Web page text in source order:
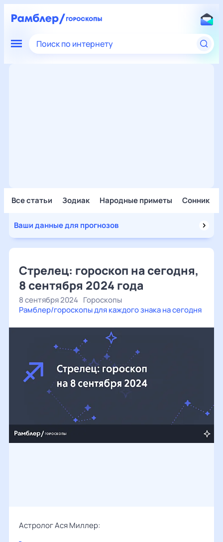
Поиск по интернету
Все статьи Зодиак Народные приметы Сонник
Ваши данные для прогнозов
Стрелец: гороскоп на сегодня,
8 сентября 2024 года
8 сентября 2024 Гороскопы
Рамблер/гороскопы для каждого знака на сегодня
Астролог Ася Миллер: